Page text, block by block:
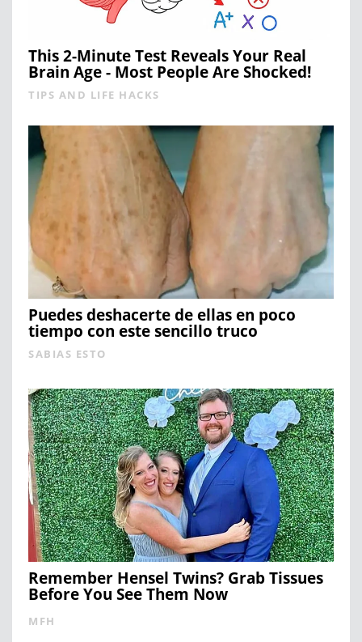
This 2-Minute Test Reveals Your Real
Brain Age - Most People Are Shocked!
TIPS AND LIFE HACKS
Puedes deshacerte de ellas en poco
tiempo con este sencillo truco
SABIAS ESTO
Remember Hensel Twins? Grab Tissues
Before You See Them Now
MFH